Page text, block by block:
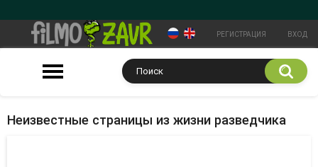
РЕГИСТРАЦИЯ ВХОД
Неизвестные страницы из жизни разведчика